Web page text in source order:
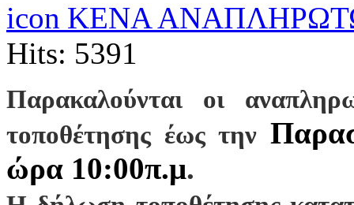
ΚΕΝΑ
Hits: 5391
Παρακαλούνται οι
τοποθέτησης έως την
ώρα 10:00π.μ.